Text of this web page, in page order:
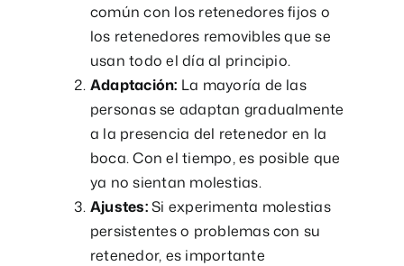
común con los retenedores fijos o
los retenedores removibles que se
usan todo el día al principio.
Adaptación: La mayoría de las
personas se adaptan gradualmente
a la presencia del retenedor en la
boca. Con el tiempo, es posible que
ya no sientan molestias.
Ajustes:Si experimenta molestias
persistentes o problemas con su
retenedor, es importante